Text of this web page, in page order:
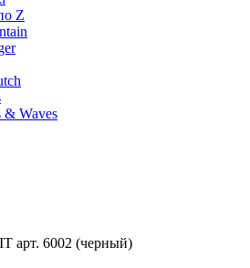
Z
& Waves
арт. 6002 (черный)